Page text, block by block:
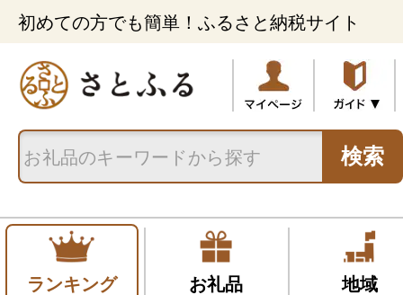
初めての方でも簡単！ふるさと納税サイト
検索
ランキング お礼品 地域